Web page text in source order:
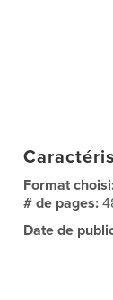
Format
# de pages:
Date de